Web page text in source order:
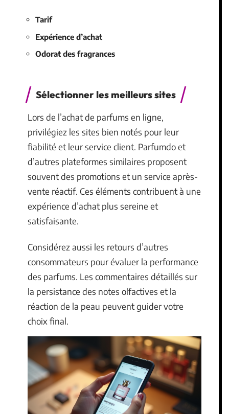
Tarif
Expérience d’achat
Odorat des fragrances
Sélectionner les meilleurs sites
Lors de l’achat de parfums en ligne,
privilégiez les sites bien notés pour leur
fiabilité et leur service client. Parfumdo et
d’autres plateformes similaires proposent
souvent des promotions et un service après-
vente réactif. Ces éléments contribuent à une
expérience d’achat plus sereine et
satisfaisante.
Considérez aussi les retours d’autres
consommateurs pour évaluer la performance
des parfums. Les commentaires détaillés sur
la persistance des notes olfactives et la
réaction de la peau peuvent guider votre
choix final.